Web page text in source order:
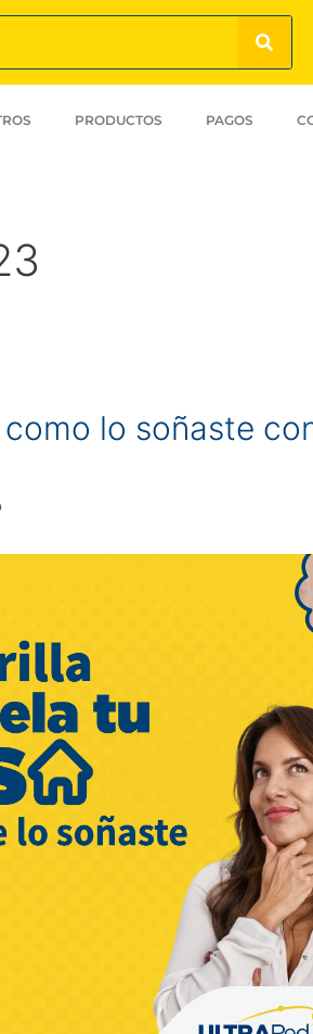
PRODUCTOS PAGOS
lo soñaste